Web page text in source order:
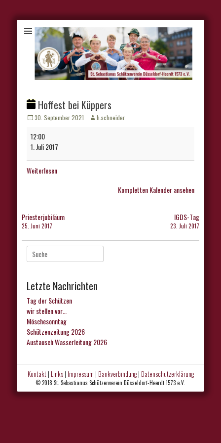
Hoffest bei Küppers
Veröffentlicht
30. September 2021 Autorh.schneider
Hoffest
bei
Küppers
12:00
1. Juli 2017
Weiterlesen
Kompletten Kalender ansehen
Beitragsnavigation
Priesterjubiläum
25. Juni 2017
IGDS-Tag
23. Juli 2017
Suche
nach:
Letzte Nachrichten
Tag der Schützen
wir stellen vor…
Möschesonntag
Schützenzeitung 2026
Austausch Wasserleitung 2026
Kontakt| Links| Impressum | Bankverbindung| Datenschutzerklärung
© 2018 St. Sebastianus Schützenverein Düsseldorf-Heerdt 1573 e.V.